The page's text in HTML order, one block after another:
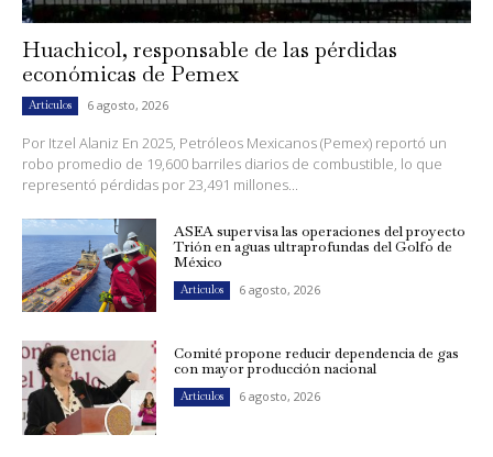
Huachicol, responsable de las pérdidas
económicas de Pemex
Artículos 6 agosto, 2026
Por Itzel Alaniz En 2025, Petróleos Mexicanos (Pemex) reportó un
robo promedio de 19,600 barriles diarios de combustible, lo que
representó pérdidas por 23,491 millones...
ASEA supervisa las operaciones del proyecto
Trión en aguas ultraprofundas del Golfo de
México
Artículos 6 agosto, 2026
Comité propone reducir dependencia de gas
con mayor producción nacional
Artículos 6 agosto, 2026